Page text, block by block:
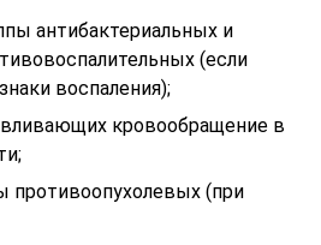
антибактериальных и
(если
воспаления);
кровообращение в
противоопухолевых (при